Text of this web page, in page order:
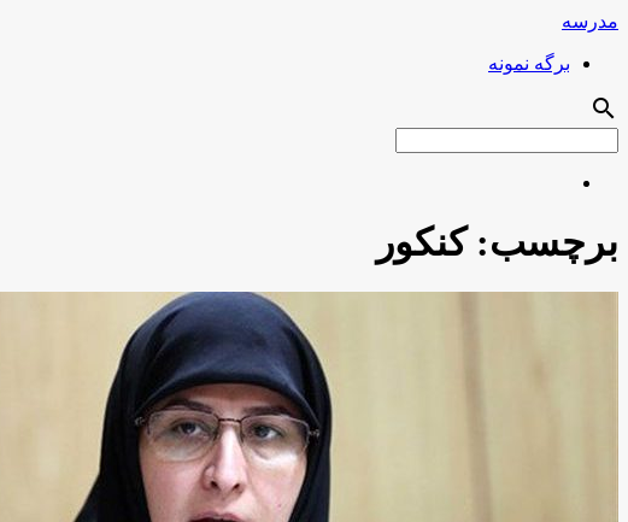
مدرسه
برگه نمونه
search
برچسب:کنکور